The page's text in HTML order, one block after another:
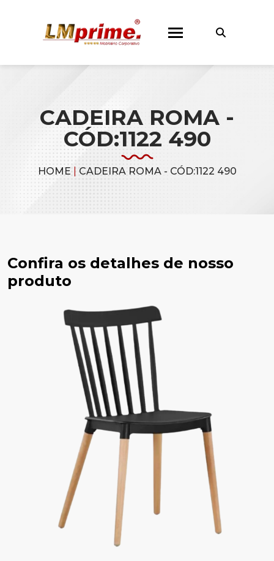
CADEIRA ROMA -
CÓD:1122 490
HOME CADEIRA ROMA - CÓD:1122 490
Confira os detalhes de nosso
produto